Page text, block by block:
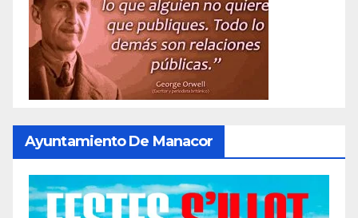
Ayuntamiento De Manacor